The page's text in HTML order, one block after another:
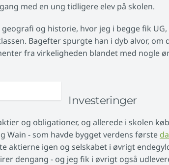
med en ung tidligere elev på skolen.
og historie, hvor jeg i begge fik UG,
Bagefter spurgte han i dyb alvor, om
fra virkeligheden blandet med nogle
Investeringer
og obligationer, og allerede i skolen
- som havde bygget verdens første
aktierne igen og selskabet i øvrigt
dengang - og jeg fik i øvrigt også